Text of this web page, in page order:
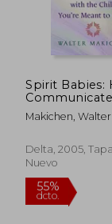
Spirit Babies:
the Child
Meant to
Makichen, Walter
Delta, 2005,
Nuevo